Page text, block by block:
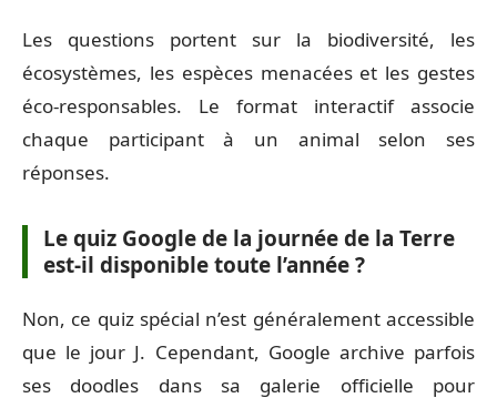
Les questions portent sur la biodiversité, les
écosystèmes, les espèces menacées et les gestes
éco-responsables. Le format interactif associe
chaque participant à un animal selon ses
réponses.
Le quiz Google de la journée de la Terre
est-il disponible toute l’année ?
Non, ce quiz spécial n’est généralement accessible
que le jour J. Cependant, Google archive parfois
ses doodles dans sa galerie officielle pour